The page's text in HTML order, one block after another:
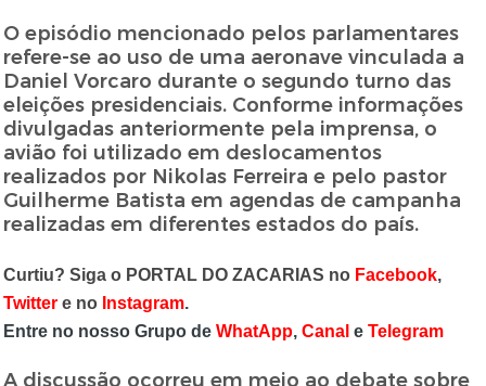
O episódio mencionado pelos parlamentares
refere-se ao uso de uma aeronave vinculada a
Daniel Vorcaro durante o segundo turno das
eleições presidenciais. Conforme informações
divulgadas anteriormente pela imprensa, o
avião foi utilizado em deslocamentos
realizados por Nikolas Ferreira e pelo pastor
Guilherme Batista em agendas de campanha
realizadas em diferentes estados do país.
Curtiu? Siga o PORTAL DO ZACARIAS no Facebook,
Twitter e no Instagram.
Entre no nosso Grupo deWhatApp,Canal eTelegram
A discussão ocorreu em meio ao debate sobre